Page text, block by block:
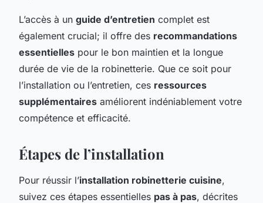
L’accès à un guide d’entretien complet est
également crucial; il offre des recommandations
essentielles pour le bon maintien et la longue
durée de vie de la robinetterie. Que ce soit pour
l’installation ou l’entretien, ces ressources
supplémentaires améliorent indéniablement votre
compétence et efficacité.
Étapes de l’installation
Pour réussir l’installation robinetterie cuisine,
suivez ces étapes essentielles pas à pas, décrites